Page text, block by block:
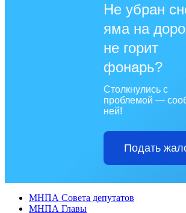
Не убран
яма на
не горит
фонарь?
Столкнулись с
проблемой —
ней!
Подать
МНПА Совета депутатов
МНПА Главы